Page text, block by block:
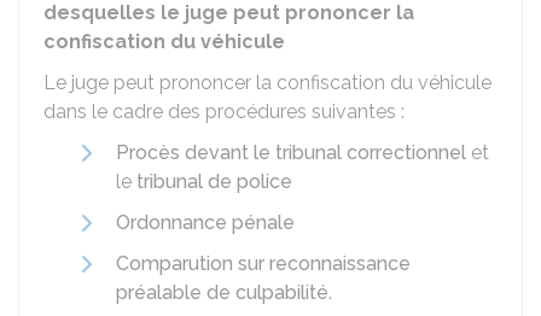
desquelles le juge peut prononcer la
confiscation du véhicule
Le juge peut prononcer la confiscation du véhicule
dans le cadre des procédures suivantes :
Procès devant le tribunal correctionnel et
le tribunal de police
Ordonnance pénale
Comparution sur reconnaissance
préalable de culpabilité.